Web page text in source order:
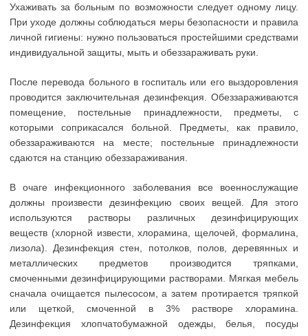
Ухаживать за больным по возможности следует одному лицу.
При уходе должны соблюдаться меры безопасности и правила
личной гигиены: нужно пользоваться простейшими средствами
индивидуальной защиты, мыть и обеззараживать руки.
После перевода больного в госпиталь или его выздоровления
проводится заключительная дезинфекция. Обеззараживаются
помещение, постельные принадлежности, предметы, с
которыми соприкасался больной. Предметы, как правило,
обеззараживаются на месте; постельные принадлежности
сдаются на станцию обеззараживания.
В очаге инфекционного заболевания все военнослужащие
должны произвести дезинфекцию своих вещей. Для этого
используются растворы различных дезинфицирующих
веществ (хлорной извести, хлорамина, щелочей, формалина,
лизола). Дезинфекция стен, потолков, полов, деревянных и
металлических предметов производится тряпками,
смоченными дезинфицирующими растворами. Мягкая мебель
сначала очищается пылесосом, а затем протирается тряпкой
или щеткой, смоченной в 3% растворе хлорамина.
Дезинфекция хлопчатобумажной одежды, белья, посуды